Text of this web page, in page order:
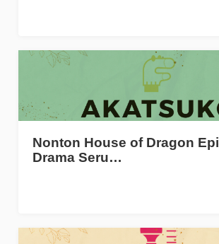
Nonton House of Dragon
Drama Seru…